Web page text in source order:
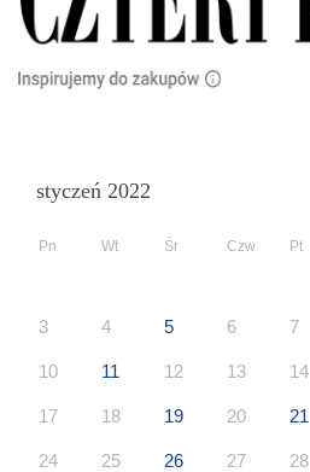
styczeń 2022
Pn Wt Śr Czw Pt
3 4 5 6 7
10 11 12 13 14
17 18 19 20 21
24 25 26 27 28